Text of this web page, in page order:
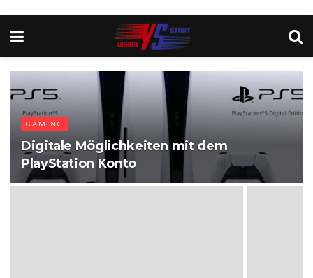
GAMING
Digitale Möglichkeiten mit dem
PlayStation Konto